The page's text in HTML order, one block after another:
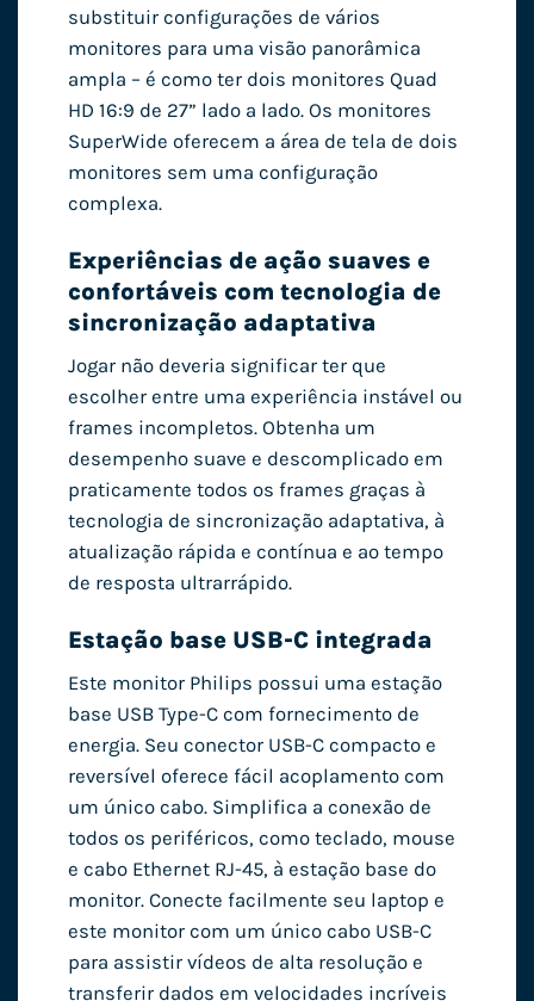
substituir configurações de vários
monitores para uma visão panorâmica
ampla – é como ter dois monitores Quad
HD 16:9 de 27” lado a lado. Os monitores
SuperWide oferecem a área de tela de dois
monitores sem uma configuração
complexa.
Experiências de ação suaves e
confortáveis ​​com tecnologia de
sincronização adaptativa
Jogar não deveria significar ter que
escolher entre uma experiência instável ou
frames incompletos. Obtenha um
desempenho suave e descomplicado em
praticamente todos os frames graças à
tecnologia de sincronização adaptativa, à
atualização rápida e contínua e ao tempo
de resposta ultrarrápido.
Estação base USB-C integrada
Este monitor Philips possui uma estação
base USB Type-C com fornecimento de
energia. Seu conector USB-C compacto e
reversível oferece fácil acoplamento com
um único cabo. Simplifica a conexão de
todos os periféricos, como teclado, mouse
e cabo Ethernet RJ-45, à estação base do
monitor. Conecte facilmente seu laptop e
este monitor com um único cabo USB-C
para assistir vídeos de alta resolução e
transferir dados em velocidades incríveis